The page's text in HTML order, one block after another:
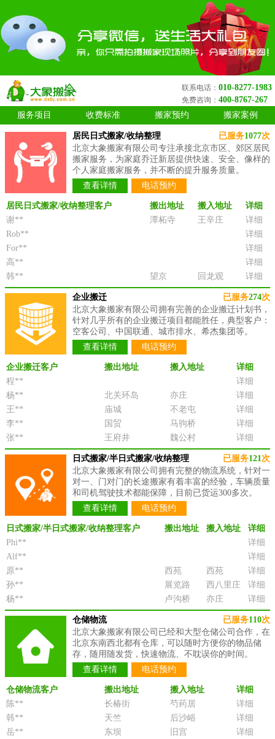
联系电话： 010-8277-1983
免费咨询： 400-8767-267
服务项目
收费标准 搬家预约 搬家案例
已服务1077次
居民日式搬家/收纳整理
北京大象搬家有限公司专注承接北京市区、郊区居民
搬家服务，为家庭乔迁新居提供快速、安全、像样的
个人家庭搬家服务，并不断的提升服务质量。
查看详情
电话预约
居民日式搬家/收纳整理客户 搬出地址 搬入地址
详细
谢**
潭柘寺 王辛庄
详细
Rob**
详细
For**
详细
高**
详细
韩**
望京 回龙观 详细
已服务274次
企业搬迁
北京大象搬家有限公司拥有完善的企业搬迁计划书，
针对几乎所有的企业搬迁项目都能胜任，典型客户：
空客公司、中国联通、城市排水、希杰集团等。
查看详情
电话预约
企业搬迁客户 搬出地址 搬入地址
详细
程**
详细
杨**
北关环岛 亦庄
详细
王**
庙城 不老屯
详细
李**
国贸 马驹桥
详细
张**
王府井 魏公村 详细
已服务121次
日式搬家/半日式搬家/收纳整理
北京大象搬家有限公司拥有完整的物流系统，针对一
对一、门对门的长途搬家有着丰富的经验，车辆质量
和司机驾驶技术都能保障，目前已货运300多次。
查看详情
电话预约
日式搬家/半日式搬家/收纳整理客户 搬出地址 搬入地址
详细
Phi**
详细
Alf**
详细
原**
西苑 西苑
详细
孙**
展览路 西八里庄
详细
杨**
卢沟桥 亦庄 详细
已服务110次
仓储物流
北京大象搬家有限公司已经和大型仓储公司合作，在
北京东南西北都有仓库，可以随时方便你的物品储
存，随用随发货，快速物流、不耽误你的时间。
查看详情
电话预约
仓储物流客户 搬出地址 搬入地址
详细
陈**
长椿街 芍药居
详细
韩**
天竺 后沙峪
详细
岳**
东坝 旧宫
详细